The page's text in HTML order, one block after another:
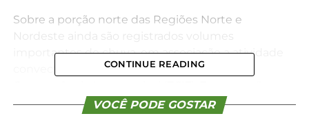
Sobre a porção norte das Regiões Norte e
Nordeste ainda são registrados volumes
importantes de chuva, em associação a atividade
convectiva tropical e atuação da Zona de
também é caracterizada por incursões de massas
de ar frio oriundas do sul do continente que
CONTINUE READING
VOCÊ PODE GOSTAR